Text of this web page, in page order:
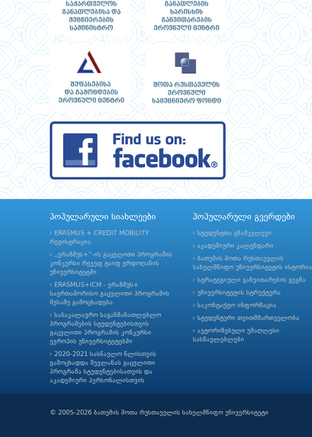
პოპულარული სიახლეები
ERASMUS + CREDIT MOBILITY
რეგისტრაცია
„ერაზმუს+“-ის გაცვლითი პროგრამის
კონკურსი რეჯეფ ტაიფ ერდოღანის
უნივერსიტეტში
ERASMUS+ICM - ერაზმუს+
საერთაშორისო გაცვლითი პროგრამის
მესამე გამოცხადება
საბაკალავრო საგანმანათლებლო
პროგრამების სტუდენტებისთვის
გაცვლითი პროგრამის კონკურსი
ევროპის უნივერსიტეტებში
2020-2021 სასწავლო წლისთვის
გამოცხადდა მევლანას გაცვლითი
პროგრამა სტუდენტებისათვის და
აკადემიური პერსონალისთვის
პოპულარული გვერდები
სტუდენტთა გზამკვლევი
აკადემიური კალენდარი
ბათუმის შოთა რუსთაველის
სახელმწიფო უნივერსიტეტის ისტორია
სტრატეგიული განვითარების გეგმა
უნივერსიტეტის სტრუქტურა
საკონტაქტო ინფორმაცია
სტუდენტური თვითმმართველობა
ავტორიზებული უმაღლესი
სასწავლებლები
© 2005-2026 ბათუმის შოთა რუსთაველის სახელმწიფო უნივერსიტეტი